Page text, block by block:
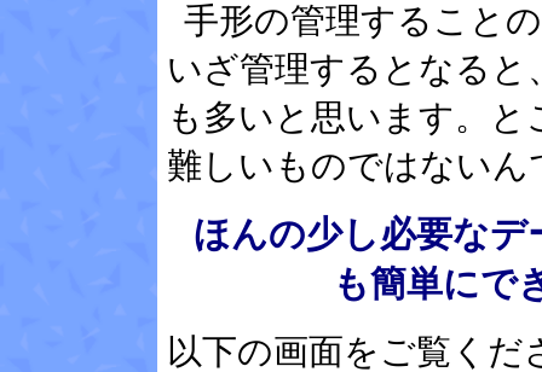
手形の管理すること
いざ管理するとなる
も多いと思います。
難しいものではないん
ほんの少し必要な
も簡単にで
以下の画面をご覧くだ